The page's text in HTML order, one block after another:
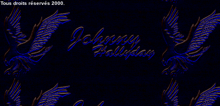
Tous droits réservés 2000.